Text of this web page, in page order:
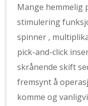
Mange hemmelig
stimulering
spinner ,
pick-and-click
skrånende skift
fremsynt å
komme og